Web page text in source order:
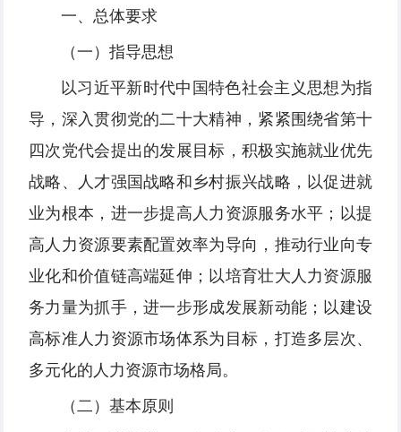
一、总体要求
（一）指导思想
以习近平新时代中国特色社会主义思想为指
导，深入贯彻党的二十大精神，紧紧围绕省第十
四次党代会提出的发展目标，积极实施就业优先
战略、人才强国战略和乡村振兴战略，以促进就
业为根本，进一步提高人力资源服务水平；以提
高人力资源要素配置效率为导向，推动行业向专
业化和价值链高端延伸；以培育壮大人力资源服
务力量为抓手，进一步形成发展新动能；以建设
高标准人力资源市场体系为目标，打造多层次、
多元化的人力资源市场格局。
（二）基本原则